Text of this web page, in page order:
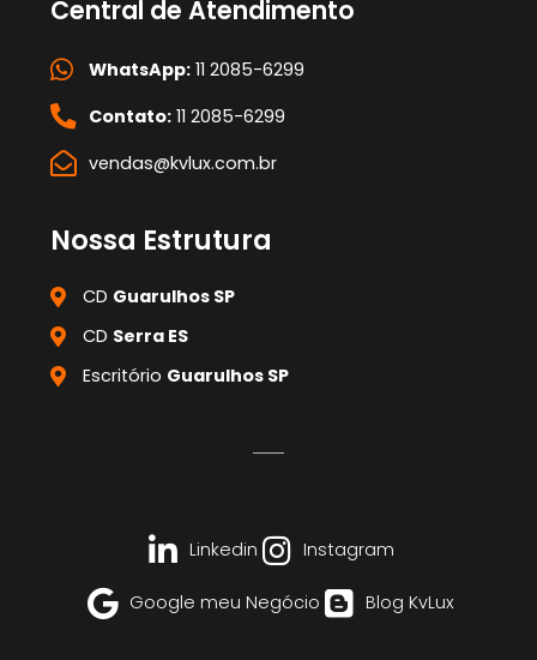
Central de Atendimento
WhatsApp:11 2085-6299
Contato:11 2085-6299
vendas@kvlux.com.br
Nossa Estrutura
CD Guarulhos SP
CD Serra ES
Escritório Guarulhos SP
Linkedin Instagram
Google meu Negócio Blog KvLux